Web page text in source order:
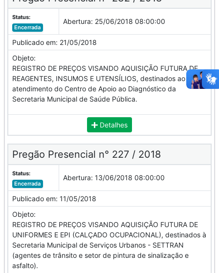
Status:
Encerrada
Abertura: 25/06/2018 08:00:00
Publicado em: 21/05/2018
Objeto:
REGISTRO DE PREÇOS VISANDO AQUISIÇÃO FUTURA DE
REAGENTES, INSUMOS E UTENSÍLIOS, destinados ao
atendimento do Centro de Apoio ao Diagnóstico da
Secretaria Municipal de Saúde Pública.
Detalhes
Pregão Presencial n° 227 / 2018
Status:
Encerrada
Abertura: 13/06/2018 08:00:00
Publicado em: 11/05/2018
Objeto:
REGISTRO DE PREÇOS VISANDO AQUISIÇÃO FUTURA DE
UNIFORMES E EPI (CALÇADO OCUPACIONAL), destinados à
Secretaria Municipal de Serviços Urbanos - SETTRAN
(agentes de trânsito e setor de pintura de sinalização e
asfalto).